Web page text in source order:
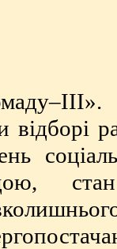
відборі